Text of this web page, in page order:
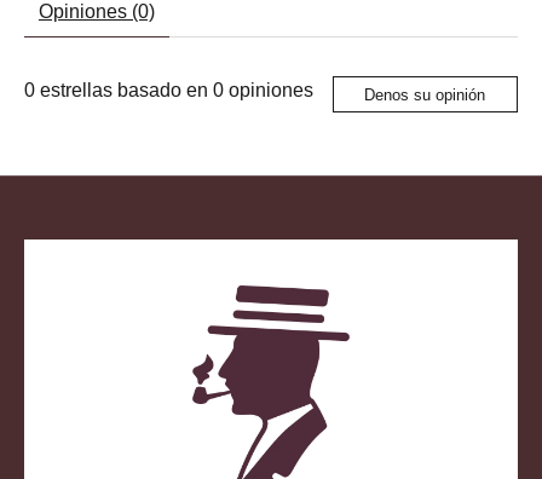
Opiniones (0)
0 estrellas basado en 0 opiniones Denos su opinión